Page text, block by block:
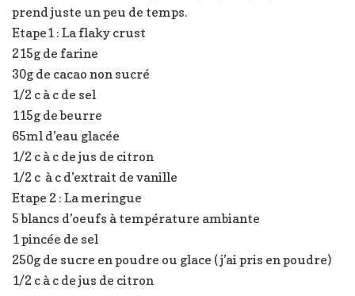
prend juste un peu de temps.
Etape1 : La flaky crust
215g de farine
30g de cacao non sucré
1/2 c à c de sel
115g de beurre
65ml d’eau glacée
1/2 c à c de jus de citron
1/2 c à c d’extrait de vanille
Etape 2 : La meringue
5 blancs d’oeufs à température ambiante
1 pincée de sel
250g de sucre en poudre ou glace ( j’ai pris en poudre)
1/2 c à c de jus de citron